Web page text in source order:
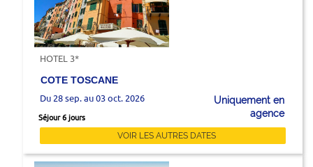
HOTEL 3*
COTE TOSCANE
Du 28 sep. au 03 oct. 2026
Séjour 6 jours
Uniquement en
agence
VOIR LES AUTRES DATES